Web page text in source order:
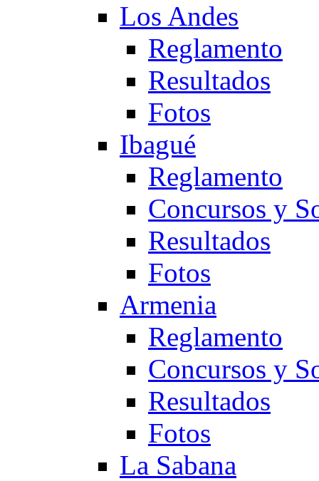
Los Andes
Reglamento
Resultados
Fotos
Ibagué
Reglamento
Concursos y
Resultados
Fotos
Armenia
Reglamento
Concursos y
Resultados
Fotos
La Sabana